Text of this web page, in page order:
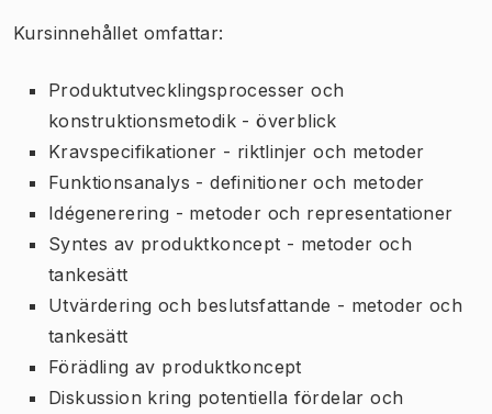
Kursinnehållet omfattar:
Produktutvecklingsprocesser och
konstruktionsmetodik - överblick
Kravspecifikationer - riktlinjer och metoder
Funktionsanalys - definitioner och metoder
Idégenerering - metoder och representationer
Syntes av produktkoncept - metoder och
tankesätt
Utvärdering och beslutsfattande - metoder och
tankesätt
Förädling av produktkoncept
Diskussion kring potentiella fördelar och